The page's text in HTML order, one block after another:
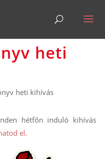
heti
heti kihívás
hétfőn induló kihívás
el.